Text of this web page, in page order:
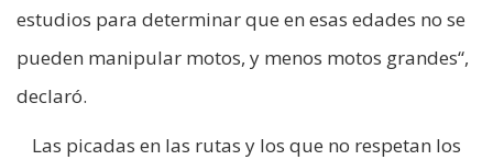
estudios para determinar que en esas edades no se
pueden manipular motos, y menos motos grandes“,
declaró.
Las picadas en las rutas y los que no respetan los